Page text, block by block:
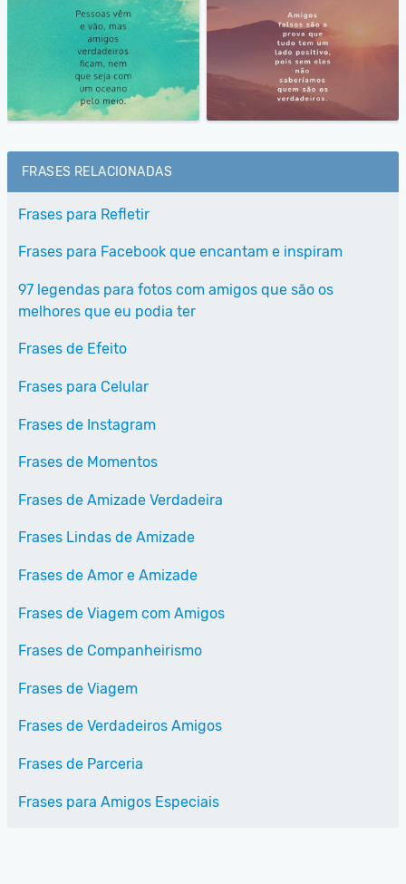
FRASES RELACIONADAS
Frases para Refletir
Frases para Facebook que encantam e inspiram
97 legendas para fotos com amigos que são os
melhores que eu podia ter
Frases de Efeito
Frases para Celular
Frases de Instagram
Frases de Momentos
Frases de Amizade Verdadeira
Frases Lindas de Amizade
Frases de Amor e Amizade
Frases de Viagem com Amigos
Frases de Companheirismo
Frases de Viagem
Frases de Verdadeiros Amigos
Frases de Parceria
Frases para Amigos Especiais